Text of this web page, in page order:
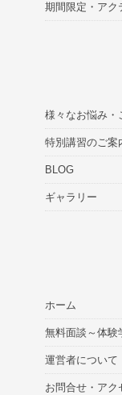
期間限定・アク
様々なお悩み・
特別講習のご案
BLOG
ギャラリー
ホーム
無料面談～体験
運営者について
お問合せ・アク